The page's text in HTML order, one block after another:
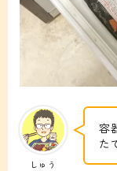
しゅう
容
た